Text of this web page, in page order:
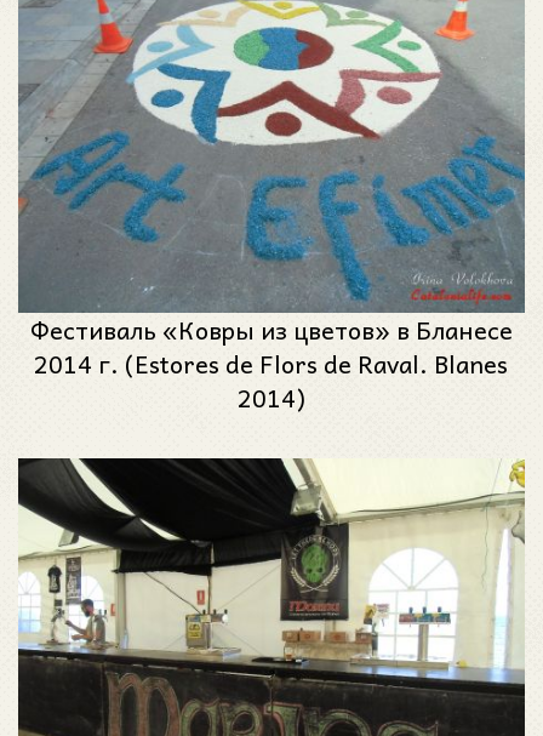
Фестиваль «Ковры из цветов» в Бланесе
2014 г. (Estores de Flors de Raval. Blanes
2014)